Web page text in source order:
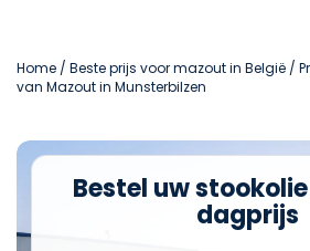
Home / Beste prijs voor mazout in België /
van Mazout in Munsterbilzen
Bestel uw
dagprijs